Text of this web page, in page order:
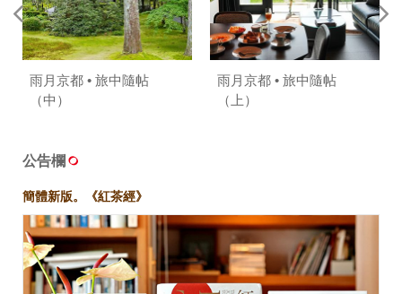
雨月京都 • 旅中隨帖
（中）
雨月京都 • 旅中隨帖
（上）
公告欄
簡體新版。《紅茶經》